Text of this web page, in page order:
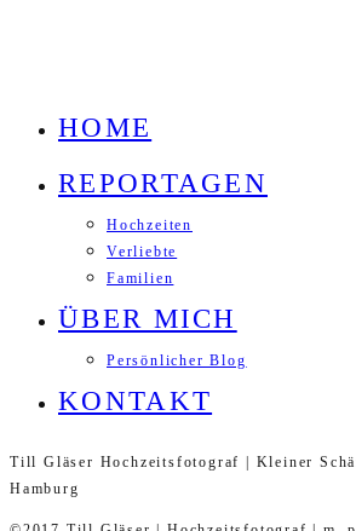
HOME
REPORTAGEN
Hochzeiten
Verliebte
Familien
ÜBER MICH
Persönlicher Blog
KONTAKT
Till Gläser Hochzeitsfotograf | Kleiner
Hamburg